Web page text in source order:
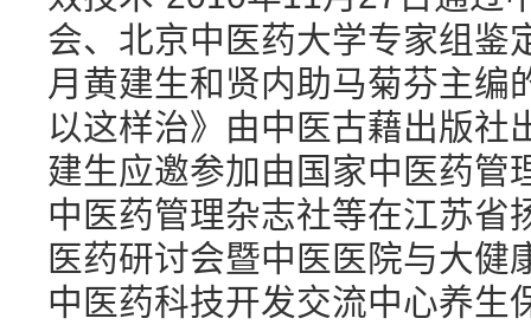
会、北京中医药大学专家组鉴
月黄建生和贤内助马菊芬主编
以这样治》由中医古藉出版社
建生应邀参加由国家中医药管
中医药管理杂志社等在江苏省
医药研讨会暨中医医院与大健
中医药科技开发交流中心养生